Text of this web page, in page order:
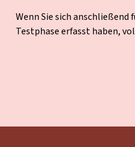
Wenn Sie sich
Testphase erfasst haben,